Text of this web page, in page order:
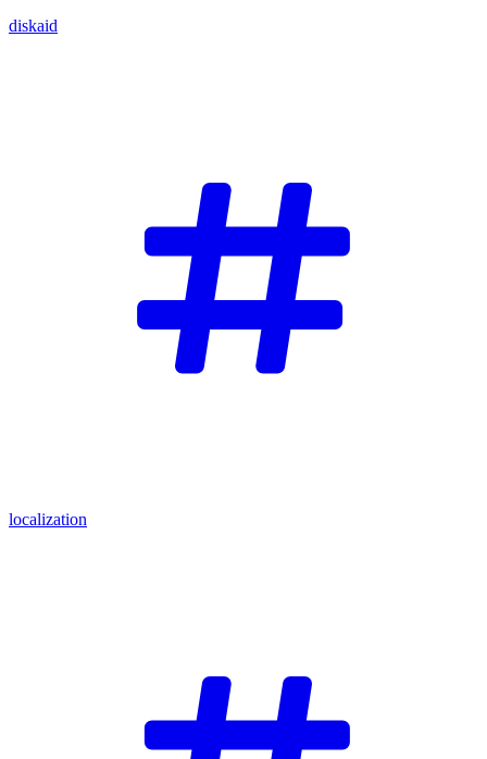
diskaid
localization